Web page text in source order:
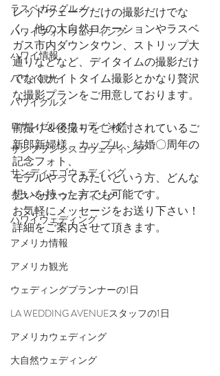
ラスベガスグルメ
ハワイフォトウェディング
ハワイ情報
ハワイ観光
ハワイグルメ
ロサンゼルスウェディング
サンフランシスコウェディング
サンディエゴウェディング
ラスベガスウェディング
ハワイウェディング
アメリカ情報
アメリカ観光
ウェディングプランナーの1日
LA WEDDING AVENUEスタッフの1日
アメリカウェディング
大自然ウェディング
レッドウェーブだけの撮影だけでな
く、他の大自然ロケーションやラスベ
ガス市内ダウンタウン、ストリップ大
通りなどなど、デイタイムの撮影だけ
でなくナイトタイム撮影とかなり贅沢
な撮影プランをご用意しております。
前撮り＆後撮りをご検討されているご
新郎新婦様、カップル、結婚〇周年の
記念フォト、
モデルやってみたいという方、どんな
想いを持った方でも可能です。
お気軽にメッセージをお送り下さい！
詳細をご案内させて頂きます。